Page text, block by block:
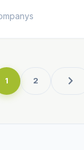
1 2 chevron_right